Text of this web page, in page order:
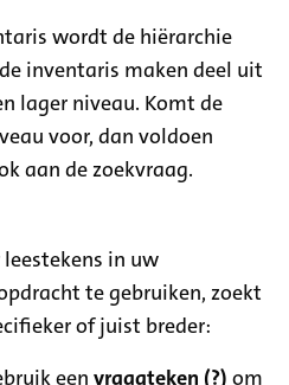
wordt de hiërarchie
inventaris maken deel uit
lager niveau. Komt de
voor, dan voldoen
aan de zoekvraag.
leestekens in uw
te gebruiken, zoekt
of juist breder:
eenvraagteken (?) om